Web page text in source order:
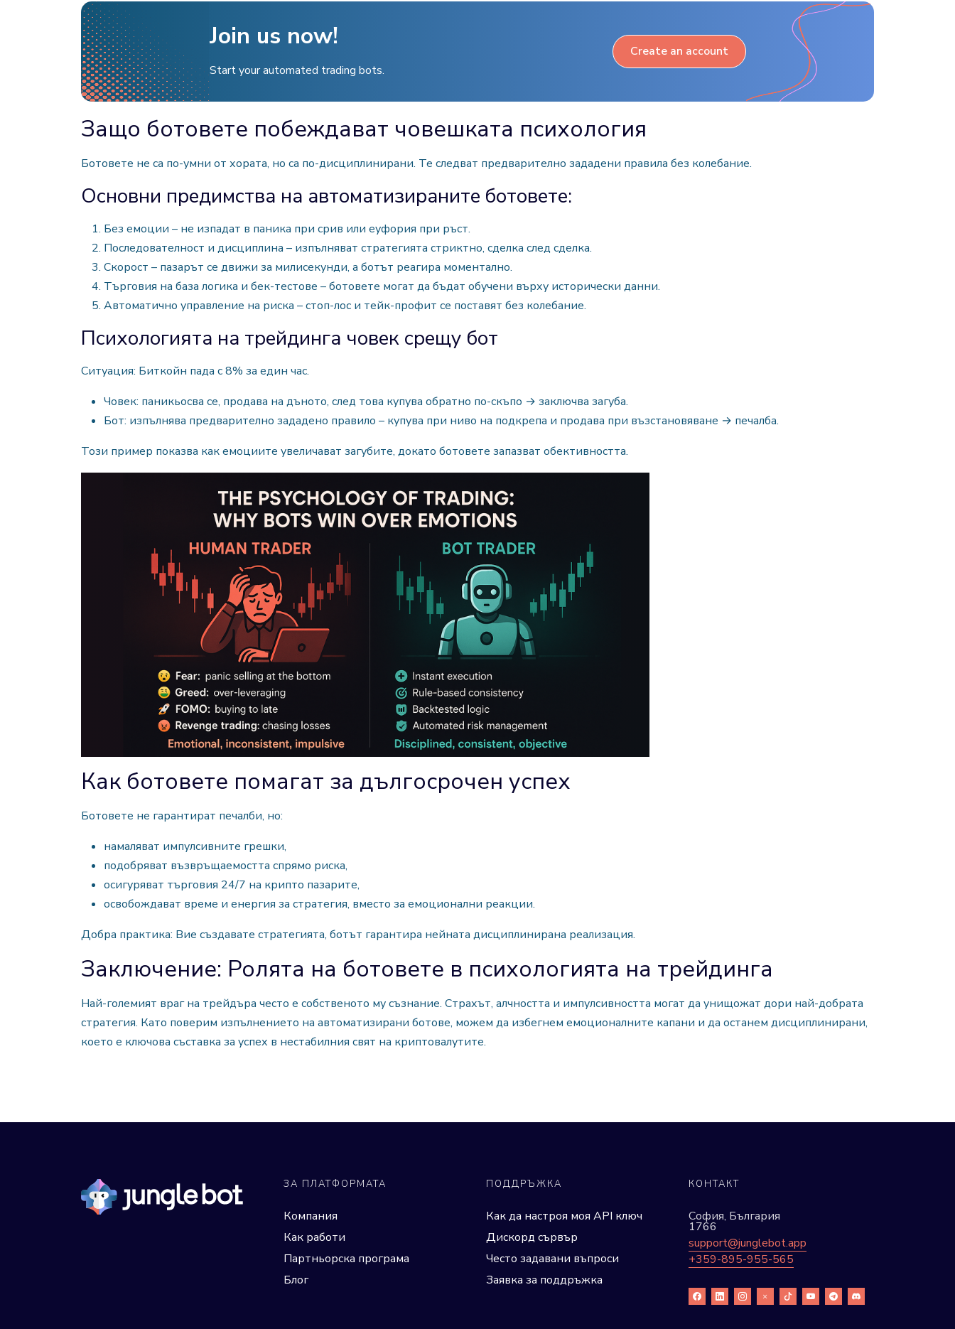
Join us now!
Start your automated trading bots.
Create an account
Защо ботовете побеждават човешката психология
Ботовете не са по-умни от хората, но са по-дисциплинирани. Те следват предварително зададени правила без колебание.
Основни предимства на автоматизираните ботовете:
Без емоции – не изпадат в паника при срив или еуфория при ръст.
Последователност и дисциплина – изпълняват стратегията стриктно, сделка след сделка.
Скорост – пазарът се движи за милисекунди, а ботът реагира моментално.
Търговия на база логика и бек-тестове – ботовете могат да бъдат обучени върху исторически данни.
Автоматично управление на риска – стоп-лос и тейк-профит се поставят без колебание.
Психологията на трейдинга човек срещу бот
Ситуация: Биткойн пада с 8% за един час.
Човек: паникьосва се, продава на дъното, след това купува обратно по-скъпо → заключва загуба.
Бот: изпълнява предварително зададено правило – купува при ниво на подкрепа и продава при възстановяване → печалба.
Този пример показва как емоциите увеличават загубите, докато ботовете запазват обективността.
Как ботовете помагат за дългосрочен успех
Ботовете не гарантират печалби, но:
намаляват импулсивните грешки,
подобряват възвръщаемостта спрямо риска,
осигуряват търговия 24/7 на крипто пазарите,
освобождават време и енергия за стратегия, вместо за емоционални реакции.
Добра практика: Вие създавате стратегията, ботът гарантира нейната дисциплинирана реализация.
Заключение: Ролята на ботовете в психологията на трейдинга
Най-големият враг на трейдъра често е собственото му съзнание. Страхът, алчността и импулсивността могат да унищожат дори най-добрата
стратегия. Като поверим изпълнението на автоматизирани ботове, можем да избегнем емоционалните капани и да останем дисциплинирани,
което е ключова съставка за успех в нестабилния свят на криптовалутите.
ЗА ПЛАТФОРМАТА
Компания
Как работи
Партньорска програма
Блог
ПОДДРЪЖКА
Как да настроя моя API ключ
Дискорд сървър
Често задавани въпроси
Заявка за поддръжка
КОНТАКТ
София, България
1766
support@junglebot.app
+359-895-955-565